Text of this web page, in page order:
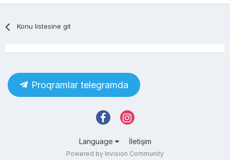
Konu listesine git
Proqramlar telegramda
Language İletişim
Powered by Invision Community